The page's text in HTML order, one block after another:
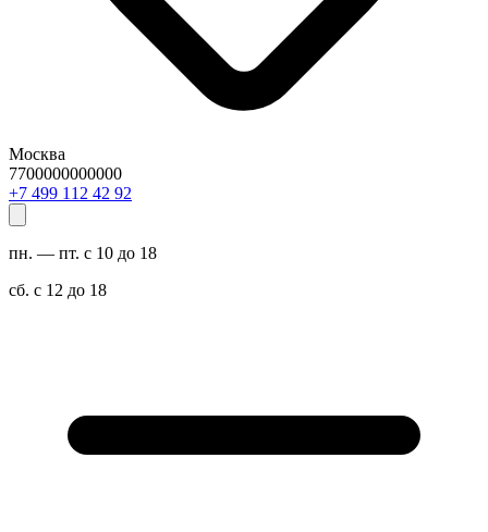
Москва
7700000000000
29 24 211 994 7+
пн. — пт. с 10 до 18
сб. с 12 до 18